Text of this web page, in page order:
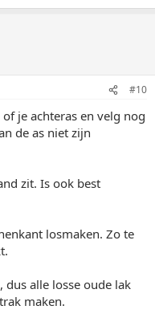
#10
je achteras en velg nog
de as niet zijn
zit. Is ook best
losmaken. Zo te
dus alle losse oude lak
maken.